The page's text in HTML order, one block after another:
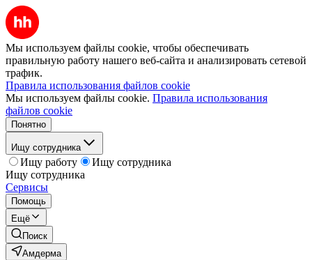
Мы используем файлы cookie, чтобы обеспечивать
правильную работу нашего веб-сайта и анализировать сетевой
трафик.
Правила использования файлов cookie
Мы используем файлы cookie. Правила использования
файлов cookie
Понятно
Ищу сотрудника
Ищу работу
Ищу сотрудника
Ищу сотрудника
Сервисы
Помощь
Ещё
Поиск
Амдерма